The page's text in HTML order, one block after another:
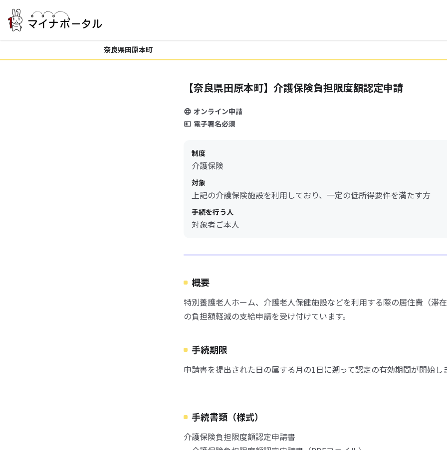
奈良県田原本町
【奈良県田原本町】介護保険負担限度額認定申請
オンライン申請
電子署名必須
制度
介護保険
対象
上記の介護保険施設を利用しており、一定の低所得要件を満たす方
手続を行う人
対象者ご本人
概要
特別養護老人ホーム、介護老人保健施設などを利用する際の居住費（滞
の負担額軽減の支給申請を受け付けています。
手続期限
申請書を提出された日の属する月の1日に遡って認定の有効期間が開始し
手続書類（様式）
介護保険負担限度額認定申請書